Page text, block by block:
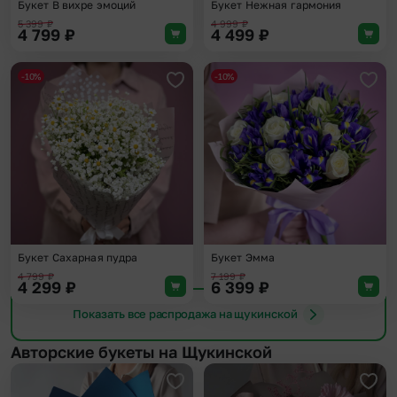
Букет В вихре эмоций
5 399₽
4 799 ₽
Букет Нежная гармония
4 999₽
4 499 ₽
Добавить в избранное
-10%
Букет Сахарная пудра
4 799₽
4 299 ₽
-10%
Букет Эмма
7 199₽
6 399 ₽
Показать все распродажа на щукинской
Авторские букеты на Щукинской